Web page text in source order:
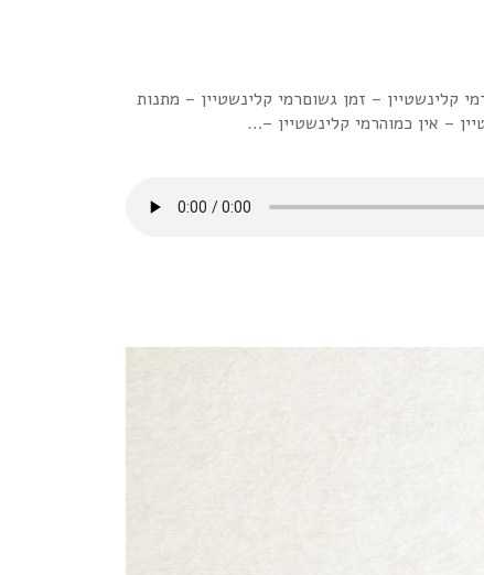
קלינשטיין – זמן גשוםרמי קלינשטיין – מתנות
– אין כמוהרמי קלינשטיין –…